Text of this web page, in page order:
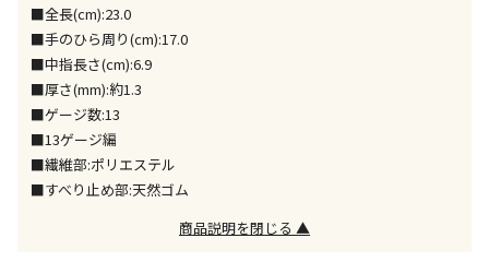
午前9時までのご注文確定した商品については、当日に
出荷いたします。
ただし、メーカーの営業日に基づき出荷手続きを行う
ため、通常よりお時間をいただく場合がございます。
また、日曜・祝日や年末年始などの長期休業期間中
は、休業明けからの出荷対応となります。
設置工事代金も含まれた商品です
■全長(cm):23.0
■手のひら周り(cm):17.0
■中指長さ(cm):6.9
■厚さ(mm):約1.3
■ゲージ数:13
■13ゲージ編
■繊維部:ポリエステル
■すべり止め部:天然ゴム
商品説明を閉じる ▲